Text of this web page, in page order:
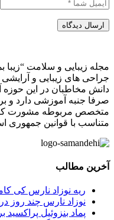
ارسال دیدگاه
مجله زیبایی و سلامت “زیبا
جراحی های زیبایی و
دانش مخاطبان در این حوزه
صرفا جنبه آموزشی دارد و
متخصص مربوطه مشورت
متناسب با قوانین جمهوری
آخرین مطالب
ریه نوزاد نارس کی
نوزاد نارس چند روز
پماد بنزوئیل